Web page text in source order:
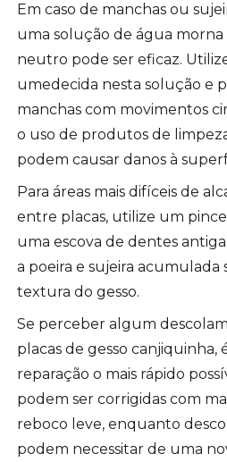
Em caso de manchas ou
uma solução de água
neutro pode ser eficaz.
umedecida nesta solução e
manchas com movimentos
o uso de produtos de
podem causar danos à
Para áreas mais difíceis de
entre placas, utilize um
uma escova de dentes
a poeira e sujeira acumulada
textura do gesso.
Se perceber algum
placas de gesso canjiquinha,
reparação o mais rápido
podem ser corrigidas com
reboco leve, enquanto
podem necessitar de uma